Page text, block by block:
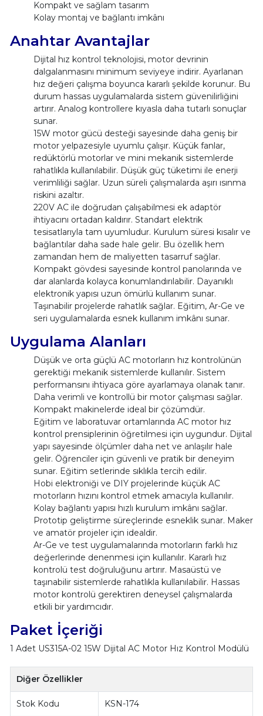
Kompakt ve sağlam tasarım
Kolay montaj ve bağlantı imkânı
Anahtar Avantajlar
Dijital hız kontrol teknolojisi, motor devrinin
dalgalanmasını minimum seviyeye indirir. Ayarlanan
hız değeri çalışma boyunca kararlı şekilde korunur. Bu
durum hassas uygulamalarda sistem güvenilirliğini
artırır. Analog kontrollere kıyasla daha tutarlı sonuçlar
sunar.
15W motor gücü desteği sayesinde daha geniş bir
motor yelpazesiyle uyumlu çalışır. Küçük fanlar,
redüktörlü motorlar ve mini mekanik sistemlerde
rahatlıkla kullanılabilir. Düşük güç tüketimi ile enerji
verimliliği sağlar. Uzun süreli çalışmalarda aşırı ısınma
riskini azaltır.
220V AC ile doğrudan çalışabilmesi ek adaptör
ihtiyacını ortadan kaldırır. Standart elektrik
tesisatlarıyla tam uyumludur. Kurulum süresi kısalır ve
bağlantılar daha sade hale gelir. Bu özellik hem
zamandan hem de maliyetten tasarruf sağlar.
Kompakt gövdesi sayesinde kontrol panolarında ve
dar alanlarda kolayca konumlandırılabilir. Dayanıklı
elektronik yapısı uzun ömürlü kullanım sunar.
Taşınabilir projelerde rahatlık sağlar. Eğitim, Ar-Ge ve
seri uygulamalarda esnek kullanım imkânı sunar.
Uygulama Alanları
Düşük ve orta güçlü AC motorların hız kontrolünün
gerektiği mekanik sistemlerde kullanılır. Sistem
performansını ihtiyaca göre ayarlamaya olanak tanır.
Daha verimli ve kontrollü bir motor çalışması sağlar.
Kompakt makinelerde ideal bir çözümdür.
Eğitim ve laboratuvar ortamlarında AC motor hız
kontrol prensiplerinin öğretilmesi için uygundur. Dijital
yapı sayesinde ölçümler daha net ve anlaşılır hale
gelir. Öğrenciler için güvenli ve pratik bir deneyim
sunar. Eğitim setlerinde sıklıkla tercih edilir.
Hobi elektroniği ve DIY projelerinde küçük AC
motorların hızını kontrol etmek amacıyla kullanılır.
Kolay bağlantı yapısı hızlı kurulum imkânı sağlar.
Prototip geliştirme süreçlerinde esneklik sunar. Maker
ve amatör projeler için idealdir.
Ar-Ge ve test uygulamalarında motorların farklı hız
değerlerinde denenmesi için kullanılır. Kararlı hız
kontrolü test doğruluğunu artırır. Masaüstü ve
taşınabilir sistemlerde rahatlıkla kullanılabilir. Hassas
motor kontrolü gerektiren deneysel çalışmalarda
etkili bir yardımcıdır.
Paket İçeriği
1 Adet US315A-02 15W Dijital AC Motor Hız Kontrol Modülü
Diğer Özellikler
Stok Kodu KSN-174